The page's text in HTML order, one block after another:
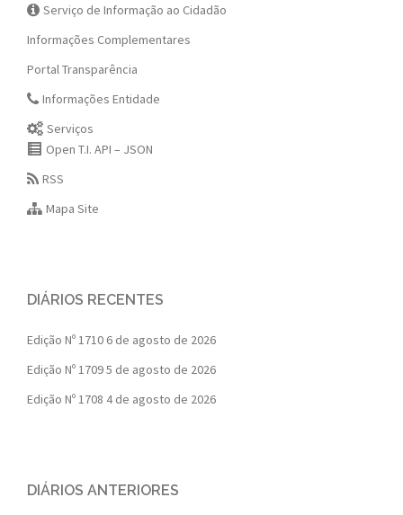
Serviço de Informação ao Cidadão
Informações Complementares
Portal Transparência
Informações Entidade
Serviços
Open T.I. API – JSON
RSS
Mapa Site
DIÁRIOS RECENTES
Edição Nº 1710 6 de agosto de 2026
Edição Nº 17095 de agosto de 2026
Edição Nº 1708 4 de agosto de 2026
DIÁRIOS ANTERIORES